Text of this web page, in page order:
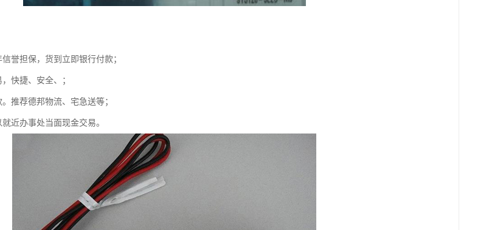
誉担保，货到立即银行付款；
快捷、安全、；
推荐德邦物流、宅急送等；
近办事处当面现金交易。